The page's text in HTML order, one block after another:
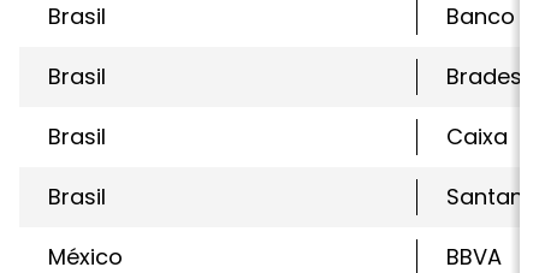
Brasil
Banco
Brasil
Brasil
Caixa
Brasil
México
BBVA